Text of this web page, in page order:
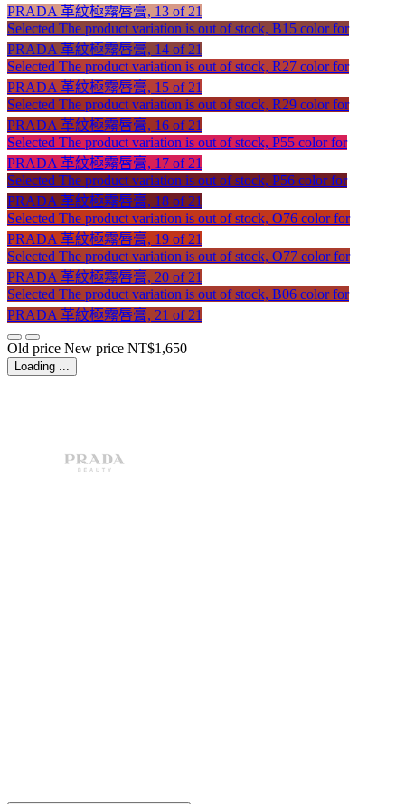
PRADA 革紋極霧唇膏, 13 of 21
Selected The product variation is out of stock, B15 color for
PRADA 革紋極霧唇膏, 14 of 21
Selected The product variation is out of stock, R27 color for
PRADA 革紋極霧唇膏, 15 of 21
Selected The product variation is out of stock, R29 color for
PRADA 革紋極霧唇膏, 16 of 21
Selected The product variation is out of stock, P55 color for
PRADA 革紋極霧唇膏, 17 of 21
Selected The product variation is out of stock, P56 color for
PRADA 革紋極霧唇膏, 18 of 21
Selected The product variation is out of stock, O76 color for
PRADA 革紋極霧唇膏, 19 of 21
Selected The product variation is out of stock, O77 color for
PRADA 革紋極霧唇膏, 20 of 21
Selected The product variation is out of stock, B06 color for
PRADA 革紋極霧唇膏, 21 of 21
Old price New price NT$1,650
Loading ...